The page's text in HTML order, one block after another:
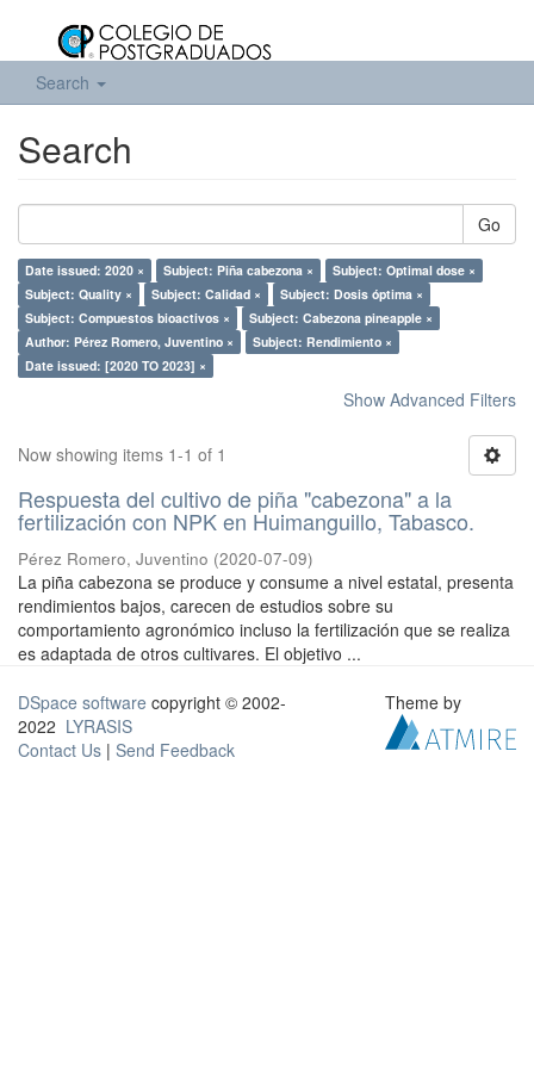
Search
Search
Go
Date issued: 2020 × Subject: Piña cabezona ×
Subject: Optimal dose ×
Subject: Quality ×
Subject: Calidad ×
Subject: Dosis óptima ×
Subject: Compuestos bioactivos ×
Subject: Cabezona pineapple ×
Author: Pérez Romero, Juventino ×
Subject: Rendimiento ×
Date issued: [2020 TO 2023] ×
Show Advanced Filters
Now showing items 1-1 of 1
Respuesta del cultivo de piña "cabezona" a la
fertilización con NPK en Huimanguillo, Tabasco.
Pérez Romero, Juventino (2020-07-09)
La piña cabezona se produce y consume a nivel estatal, presenta
rendimientos bajos, carecen de estudios sobre su
comportamiento agronómico incluso la fertilización que se realiza
es adaptada de otros cultivares. El objetivo ...
DSpace software copyright © 2002-
2022 LYRASIS
Contact Us | Send Feedback
Theme by